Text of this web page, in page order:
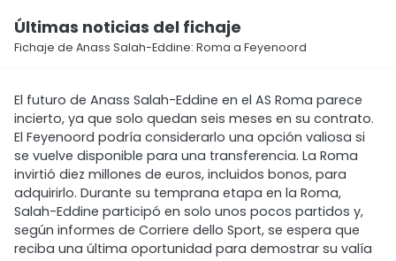
Últimas noticias del fichaje
Fichaje de Anass Salah-Eddine: Roma a Feyenoord
El futuro de Anass Salah-Eddine en el AS Roma parece
incierto, ya que solo quedan seis meses en su contrato.
El Feyenoord podría considerarlo una opción valiosa si
se vuelve disponible para una transferencia. La Roma
invirtió diez millones de euros, incluidos bonos, para
adquirirlo. Durante su temprana etapa en la Roma,
Salah-Eddine participó en solo unos pocos partidos y,
según informes de Corriere dello Sport, se espera que
reciba una última oportunidad para demostrar su valía